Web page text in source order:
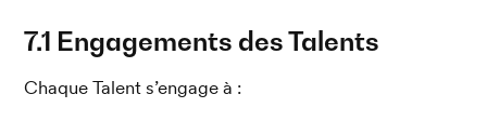
7.1 Engagements des Talents
Chaque Talent s’engage à :